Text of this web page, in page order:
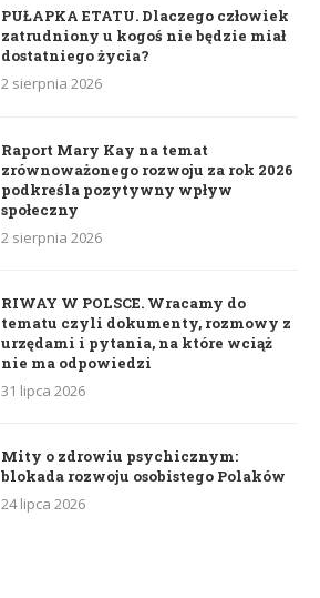
PUŁAPKA ETATU. Dlaczego człowiek
zatrudniony u kogoś nie będzie miał
dostatniego życia?
2 sierpnia 2026
Raport Mary Kay na temat
zrównoważonego rozwoju za rok 2026
podkreśla pozytywny wpływ
społeczny
2 sierpnia 2026
RIWAY W POLSCE. Wracamy do
tematu czyli dokumenty, rozmowy z
urzędami i pytania, na które wciąż
nie ma odpowiedzi
31 lipca 2026
Mity o zdrowiu psychicznym:
blokada rozwoju osobistego Polaków
24 lipca 2026